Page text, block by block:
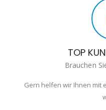
TOP
Brauchen
Gern helfen wir Ihnen mit